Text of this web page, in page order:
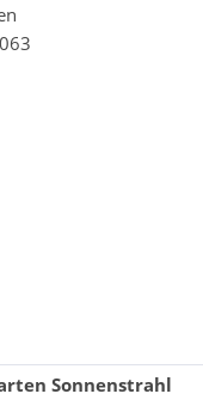
Sonnenstrahl